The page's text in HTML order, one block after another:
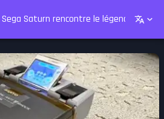
Sega Saturn rencontre le légendaire